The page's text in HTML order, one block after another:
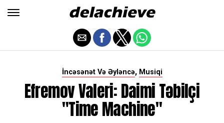
İncəsənət Və Əyləncə, Musiqi
Efremov Valeri: Daimi Təbilçi
"Time Machine"